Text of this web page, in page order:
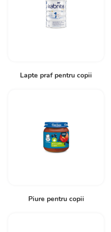
Lapte praf pentru copii
Piure pentru copii